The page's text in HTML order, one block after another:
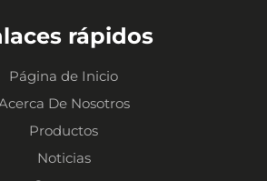
rápidos
Página de Inicio
De Nosotros
Productos
Noticias